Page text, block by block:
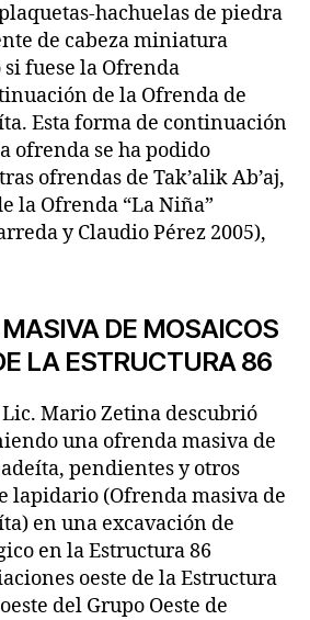
hachuelas de piedra
de cabeza miniatura
si fuese la Ofrenda
de la Ofrenda de
Esta forma de continuación
ofrenda se ha podido
ofrendas de Tak’alik Ab’aj,
la Ofrenda “La Niña”
y Claudio Pérez 2005),
DE MOSAICOS
LA ESTRUCTURA 86
Lic. Mario Zetina descubrió
una ofrenda masiva de
pendientes y otros
lapidario (Ofrenda masiva de
en una excavación de
en la Estructura 86
oeste de la Estructura
del Grupo Oeste de